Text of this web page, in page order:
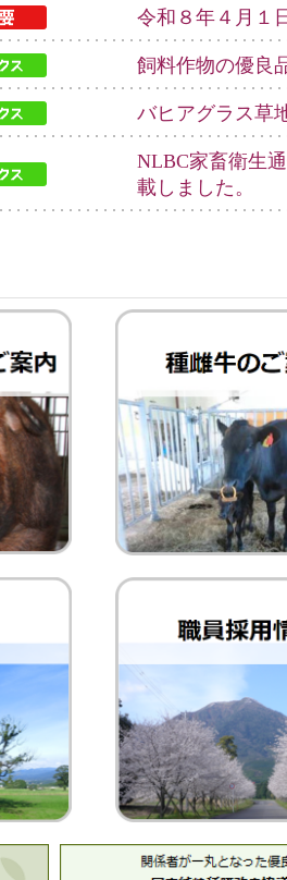
令和８年４月１
飼料作物の優良
バヒアグラス草
NLBC家畜衛生
載しました。